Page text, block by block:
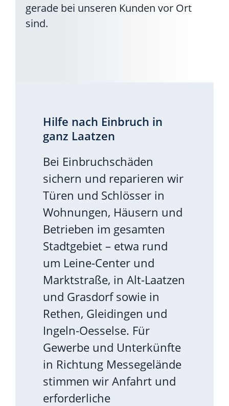
gerade bei unseren Kunden vor Ort
sind.
Hilfe nach Einbruch in
ganz Laatzen
Bei Einbruchschäden
sichern und reparieren wir
Türen und Schlösser in
Wohnungen, Häusern und
Betrieben im gesamten
Stadtgebiet – etwa rund
um Leine-Center und
Marktstraße, in Alt-Laatzen
und Grasdorf sowie in
Rethen, Gleidingen und
Ingeln-Oesselse. Für
Gewerbe und Unterkünfte
in Richtung Messegelände
stimmen wir Anfahrt und
erforderliche